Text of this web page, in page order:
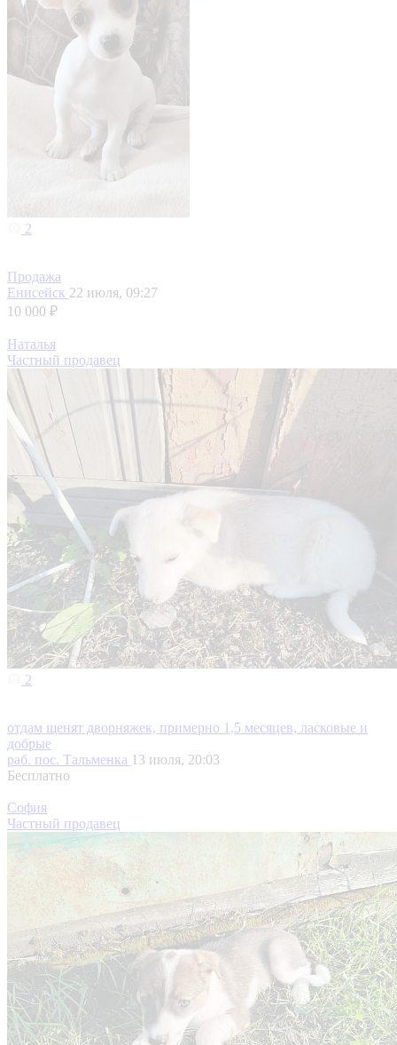
2
Продажа
Енисейск 22 июля, 09:27
10 000 ₽
Наталья
Частный продавец
2
отдам щенят дворняжек, примерно 1,5 месяцев, ласковые и
добрые
раб. пос. Тальменка 13 июля, 20:03
Бесплатно
София
Частный продавец